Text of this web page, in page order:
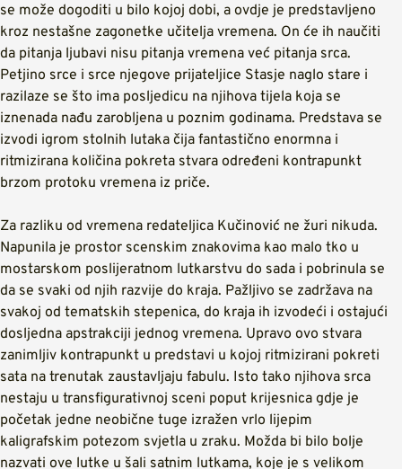
se može dogoditi u bilo kojoj dobi, a ovdje je predstavljeno
kroz nestašne zagonetke učitelja vremena. On će ih naučiti
da pitanja ljubavi nisu pitanja vremena već pitanja srca.
Petjino srce i srce njegove prijateljice Stasje naglo stare i
razilaze se što ima posljedicu na njihova tijela koja se
iznenada nađu zarobljena u poznim godinama. Predstava se
izvodi igrom stolnih lutaka čija fantastično enormna i
ritmizirana količina pokreta stvara određeni kontrapunkt
brzom protoku vremena iz priče.
Za razliku od vremena redateljica Kučinović ne žuri nikuda.
Napunila je prostor scenskim znakovima kao malo tko u
mostarskom poslijeratnom lutkarstvu do sada i pobrinula se
da se svaki od njih razvije do kraja. Pažljivo se zadržava na
svakoj od tematskih stepenica, do kraja ih izvodeći i ostajući
dosljedna apstrakciji jednog vremena. Upravo ovo stvara
zanimljiv kontrapunkt u predstavi u kojoj ritmizirani pokreti
sata na trenutak zaustavljaju fabulu. Isto tako njihova srca
nestaju u transfigurativnoj sceni poput krijesnica gdje je
početak jedne neobične tuge izražen vrlo lijepim
kaligrafskim potezom svjetla u zraku. Možda bi bilo bolje
nazvati ove lutke u šali satnim lutkama, koje je s velikom